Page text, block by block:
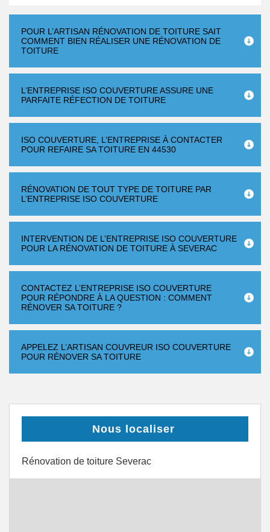
POUR L’ARTISAN RÉNOVATION DE TOITURE SAIT
COMMENT BIEN RÉALISER UNE RÉNOVATION DE
TOITURE
L’ENTREPRISE ISO COUVERTURE ASSURE UNE
PARFAITE RÉFECTION DE TOITURE
ISO COUVERTURE, L’ENTREPRISE À CONTACTER
POUR REFAIRE SA TOITURE EN 44530
RÉNOVATION DE TOUT TYPE DE TOITURE PAR
L’ENTREPRISE ISO COUVERTURE
INTERVENTION DE L’ENTREPRISE ISO COUVERTURE
POUR LA RÉNOVATION DE TOITURE À SEVERAC
CONTACTEZ L’ENTREPRISE ISO COUVERTURE
POUR RÉPONDRE À LA QUESTION : COMMENT
RÉNOVER SA TOITURE ?
APPELEZ L’ARTISAN COUVREUR ISO COUVERTURE
POUR RÉNOVER SA TOITURE
Nous localiser
Rénovation de toiture Severac